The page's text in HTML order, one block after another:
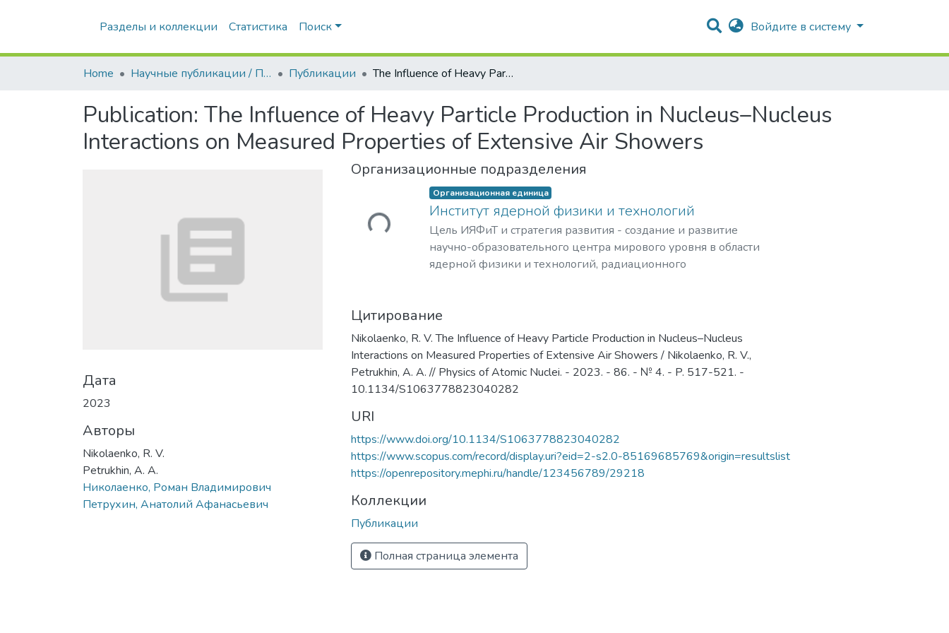
Разделы и коллекции Статистика Поиск Войдите в систему
Home Научные публикации / Препринты Публикации The Influence of Heavy Particle Production in Nucleus–Nucleus Interactions on Measured Properties of Extensive Air Showers
Publication: The Influence of Heavy Particle Production in Nucleus–Nucleus
Interactions on Measured Properties of Extensive Air Showers
Дата
2023
Авторы
Nikolaenko, R. V.
Petrukhin, A. A.
Николаенко, Роман Владимирович
Петрухин, Анатолий Афанасьевич
Организационные подразделения
Загружается...
Организационная единица
Институт ядерной физики и технологий
Цель ИЯФиТ и стратегия развития - создание и развитие
научно-образовательного центра мирового уровня в области
ядерной физики и технологий, радиационного
Цитирование
Nikolaenko, R. V. The Influence of Heavy Particle Production in Nucleus–Nucleus
Interactions on Measured Properties of Extensive Air Showers / Nikolaenko, R. V.,
Petrukhin, A. A. // Physics of Atomic Nuclei. - 2023. - 86. - № 4. - P. 517-521. -
10.1134/S1063778823040282
URI
https://www.doi.org/10.1134/S1063778823040282
https://www.scopus.com/record/display.uri?eid=2-s2.0-85169685769&origin=resultslist
https://openrepository.mephi.ru/handle/123456789/29218
Коллекции
Публикации
Полная страница элемента